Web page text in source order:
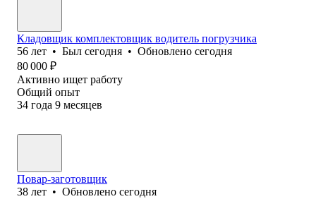
Кладовщик комплектовщик водитель погрузчика
56 лет • Был сегодня • Обновлено сегодня
80 000 ₽
Активно ищет работу
Общий опыт
34 года 9 месяцев
Повар-заготовщик
38 лет • Обновлено сегодня